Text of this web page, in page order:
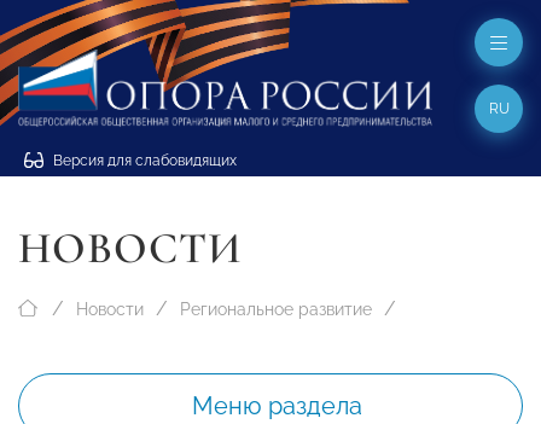
Версия для слабовидящих
RU
НОВОСТИ
Новости Региональное развитие
Меню раздела